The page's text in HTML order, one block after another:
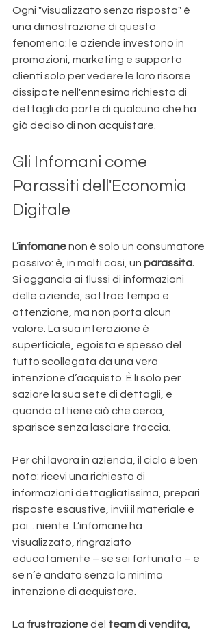
Ogni "visualizzato senza risposta" è
una dimostrazione di questo
fenomeno: le aziende investono in
promozioni, marketing e supporto
clienti solo per vedere le loro risorse
dissipate nell'ennesima richiesta di
dettagli da parte di qualcuno che ha
già deciso di non acquistare.
Gli Infomani come
Parassiti dell'Economia
Digitale
L’infomane non è solo un consumatore
passivo: è, in molti casi, un parassita.
Si aggancia ai flussi di informazioni
delle aziende, sottrae tempo e
attenzione, ma non porta alcun
valore. La sua interazione è
superficiale, egoista e spesso del
tutto scollegata da una vera
intenzione d’acquisto. È lì solo per
saziare la sua sete di dettagli, e
quando ottiene ciò che cerca,
sparisce senza lasciare traccia.
Per chi lavora in azienda, il ciclo è ben
noto: ricevi una richiesta di
informazioni dettagliatissima, prepari
risposte esaustive, invii il materiale e
poi... niente. L’infomane ha
visualizzato, ringraziato
educatamente – se sei fortunato – e
se n’è andato senza la minima
intenzione di acquistare.
La frustrazione del team di vendita,